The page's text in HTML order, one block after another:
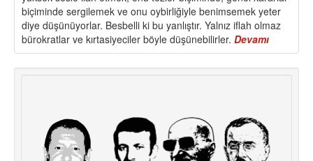
biçiminde sergilemek ve onu oybirliğiyle benimsemek yeter
diye düşünüyorlar. Besbelli ki bu yanlıştır. Yalnız iflah olmaz
bürokratlar ve kırtasiyeciler böyle düşünebilirler. Devamı
ÜZERİNE